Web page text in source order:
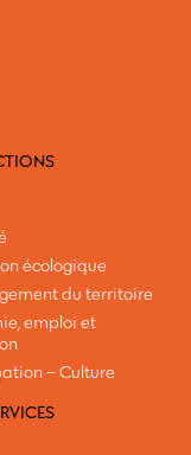
écologique
du territoire
emploi et
– Culture